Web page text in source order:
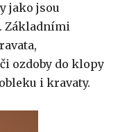
jako jsou
Základními
ozdoby do klopy
i kravaty.